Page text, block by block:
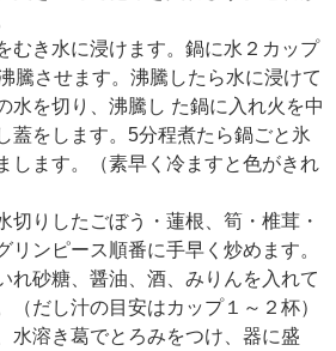
むき水に浸けます。鍋に水２カップ
騰させます。沸騰したら水に浸けて
水を切り、沸騰し た鍋に入れ火を中
蓋をします。5分程煮たら鍋ごと氷
します。（素早く冷ますと色がきれ
切りしたごぼう・蓮根、筍・椎茸・
リンピース順番に手早く炒めます。
れ砂糖、醤油、酒、みりんを入れて
（だし汁の目安はカップ１～２杯）
水溶き葛でとろみをつけ、器に盛